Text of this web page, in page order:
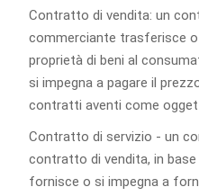
Contratto di vendita: un
commerciante trasferisce
proprietà di beni al
si impegna a pagare il
contratti aventi come
Contratto di servizio - un
contratto di vendita, in
fornisce o si impegna a